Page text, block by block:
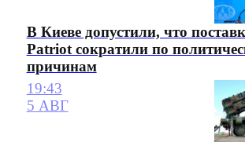
В Киеве допустили, что
Patriot сократили по
причинам
19:43
5 АВГ